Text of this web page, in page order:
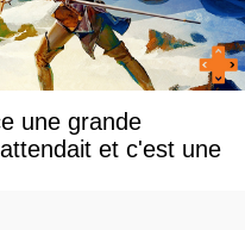
une grande
et c'est une